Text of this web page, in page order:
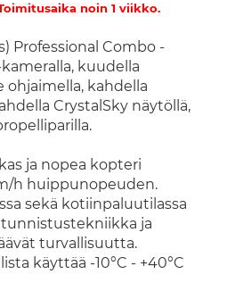
noin 1 viikko.
Professional Combo -
kuudella
ohjaimella, kahdella
CrystalSky näytöllä,
ja nopea kopteri
h huippunopeuden.
sekä kotiinpaluutilassa
ja
turvallisuutta.
käyttää -10°C - +40°C